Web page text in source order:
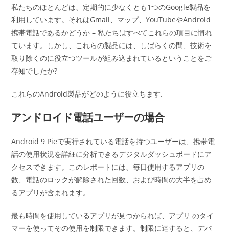
私たちのほとんどは、定期的に少なくとも1つのGoogle製品を
利用しています。それはGmail、マップ、YouTubeやAndroid
携帯電話であるかどうか – 私たちはすべてこれらの項目に慣れ
ています。しかし、これらの製品には、しばらくの間、技術を
取り除くのに役立つツールが組み込まれているということをご
存知でしたか?
これらのAndroid製品がどのように役立ちます.
アンドロイド電話ユーザーの場合
Android 9 Pieで実行されている電話を持つユーザーは、携帯電
話の使用状況を詳細に分析できるデジタルダッシュボードにア
クセスできます。このレポートには、毎日使用するアプリの
数、電話のロックが解除された回数、および時間の大半を占め
るアプリが含まれます。
最も時間を使用しているアプリが見つかられば、アプリ のタイ
マーを使ってその使用を制限できます。制限に達すると、デバ